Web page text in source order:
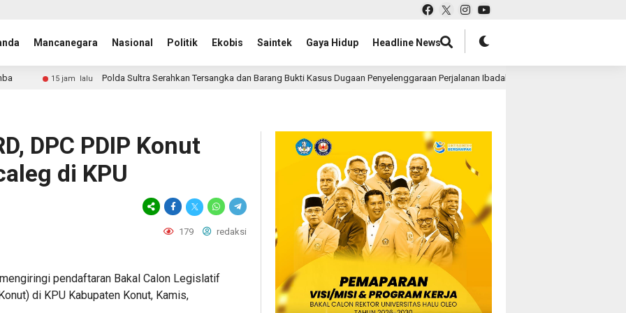
Mancanegara Nasional Politik Ekobis Saintek Gaya Hidup Headline News
Polda Sultra Serahkan Tersangka dan Barang Bukti Kasus Dugaan Penyelenggaraan Perjalanan Ibadah Umrah Tanpa Izin ke Kejaksaan
DPC PDIP Konut
di KPU
179 redaksi
pendaftaran Bakal Calon Legislatif
di KPU Kabupaten Konut, Kamis,